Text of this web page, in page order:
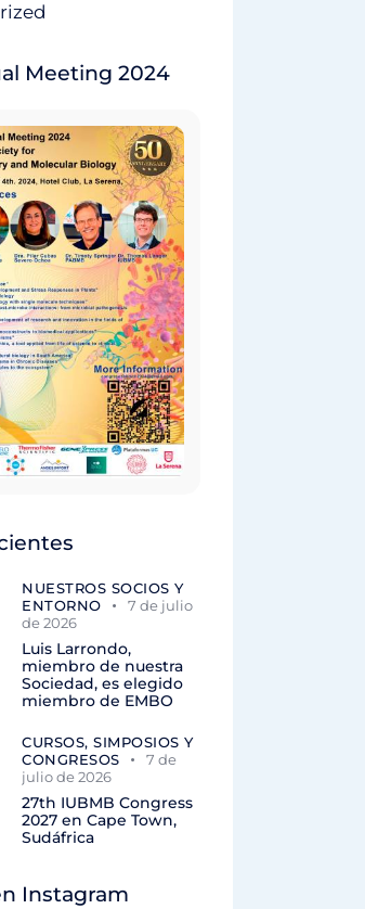
Meeting 2024
NUESTROS SOCIOS Y
ENTORNO
7 de julio
de 2026
Luis Larrondo,
miembro de nuestra
Sociedad, es elegido
miembro de EMBO
CURSOS, SIMPOSIOS Y
CONGRESOS
7 de
julio de 2026
27th IUBMB Congress
2027 en Cape Town,
Sudáfrica
Instagram